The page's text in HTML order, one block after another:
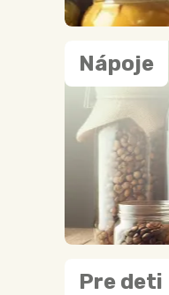
Nápoje
Pre deti